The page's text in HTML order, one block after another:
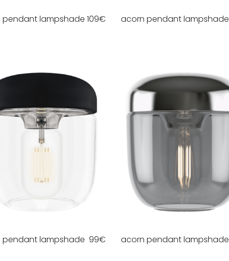
pendant lampshade 109€ acorn pendant lampshade
pendant lampshade 99€ acorn pendant lampshade